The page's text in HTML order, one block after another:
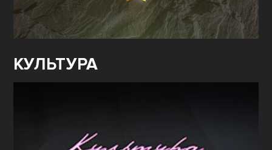
КУЛЬТУРА